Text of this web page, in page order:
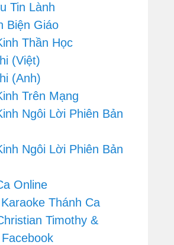
Tin Lành
Biện Giáo
Thần Học
(Việt)
(Anh)
Trên Mạng
Ngôi Lời Phiên Bản
Ngôi Lời Phiên Bản
Online
Thánh Ca
Timothy &